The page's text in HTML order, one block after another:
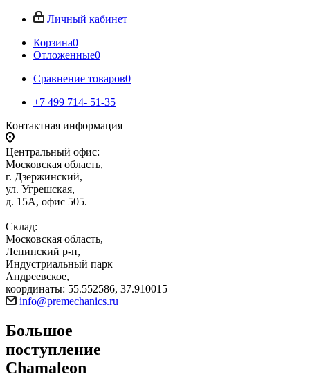
Личный кабинет
Корзина0
Отложенные0
Сравнение товаров0
+7 499 714- 51-35
Контактная информация
Центральный офис:
Московская область,
г. Дзержинский,
ул. Угрешская,
д. 15А, офис 505.
Склад:
Московская область,
Ленинский р-н,
Индустриальный парк
Андреевское,
координаты: 55.552586, 37.910015
info@premechanics.ru
Большое
поступление
Chamaleon